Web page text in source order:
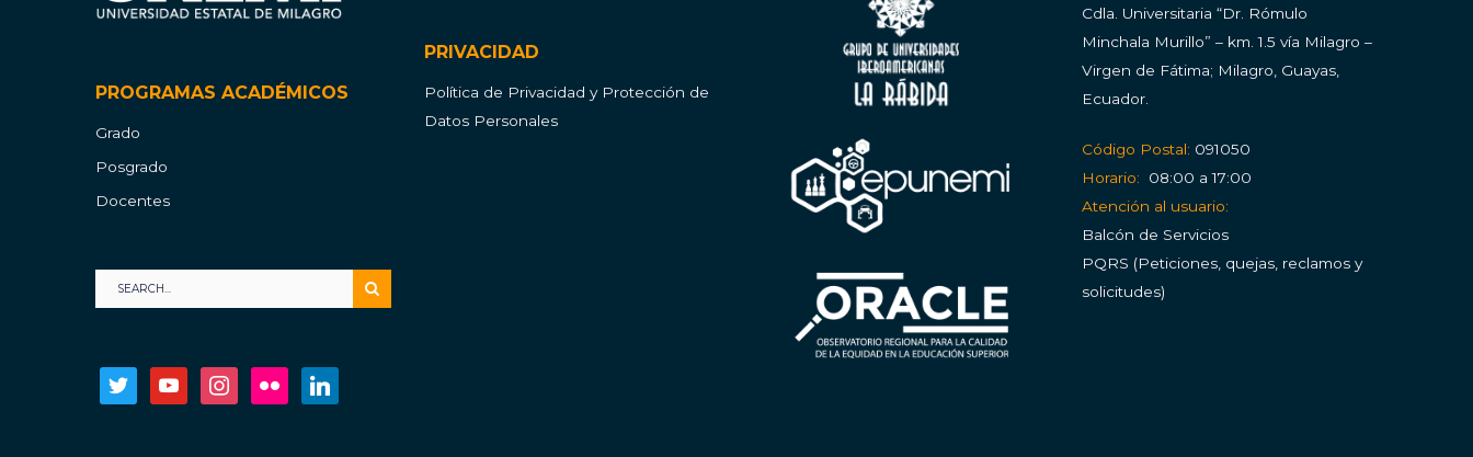
PROGRAMAS ACADÉMICOS
Grado
Posgrado
Docentes
twitter youtube instagramflickr
PRIVACIDAD
Política de Privacidad y Protección de
Datos Personales
Cdla. Universitaria “Dr. Rómulo
Minchala Murillo” – km. 1.5 vía Milagro –
Virgen de Fátima; Milagro, Guayas,
Ecuador.
Código Postal: 091050
Horario:
08:00 a 17:00
Atención al usuario:
Balcón de Servicios
PQRS (Peticiones, quejas, reclamos y
solicitudes)